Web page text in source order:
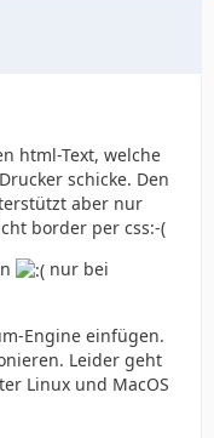
html-Text, welche
schicke. Den
aber nur
border per css:-(
nur bei
Engine einfügen.
Leider geht
Linux und MacOS